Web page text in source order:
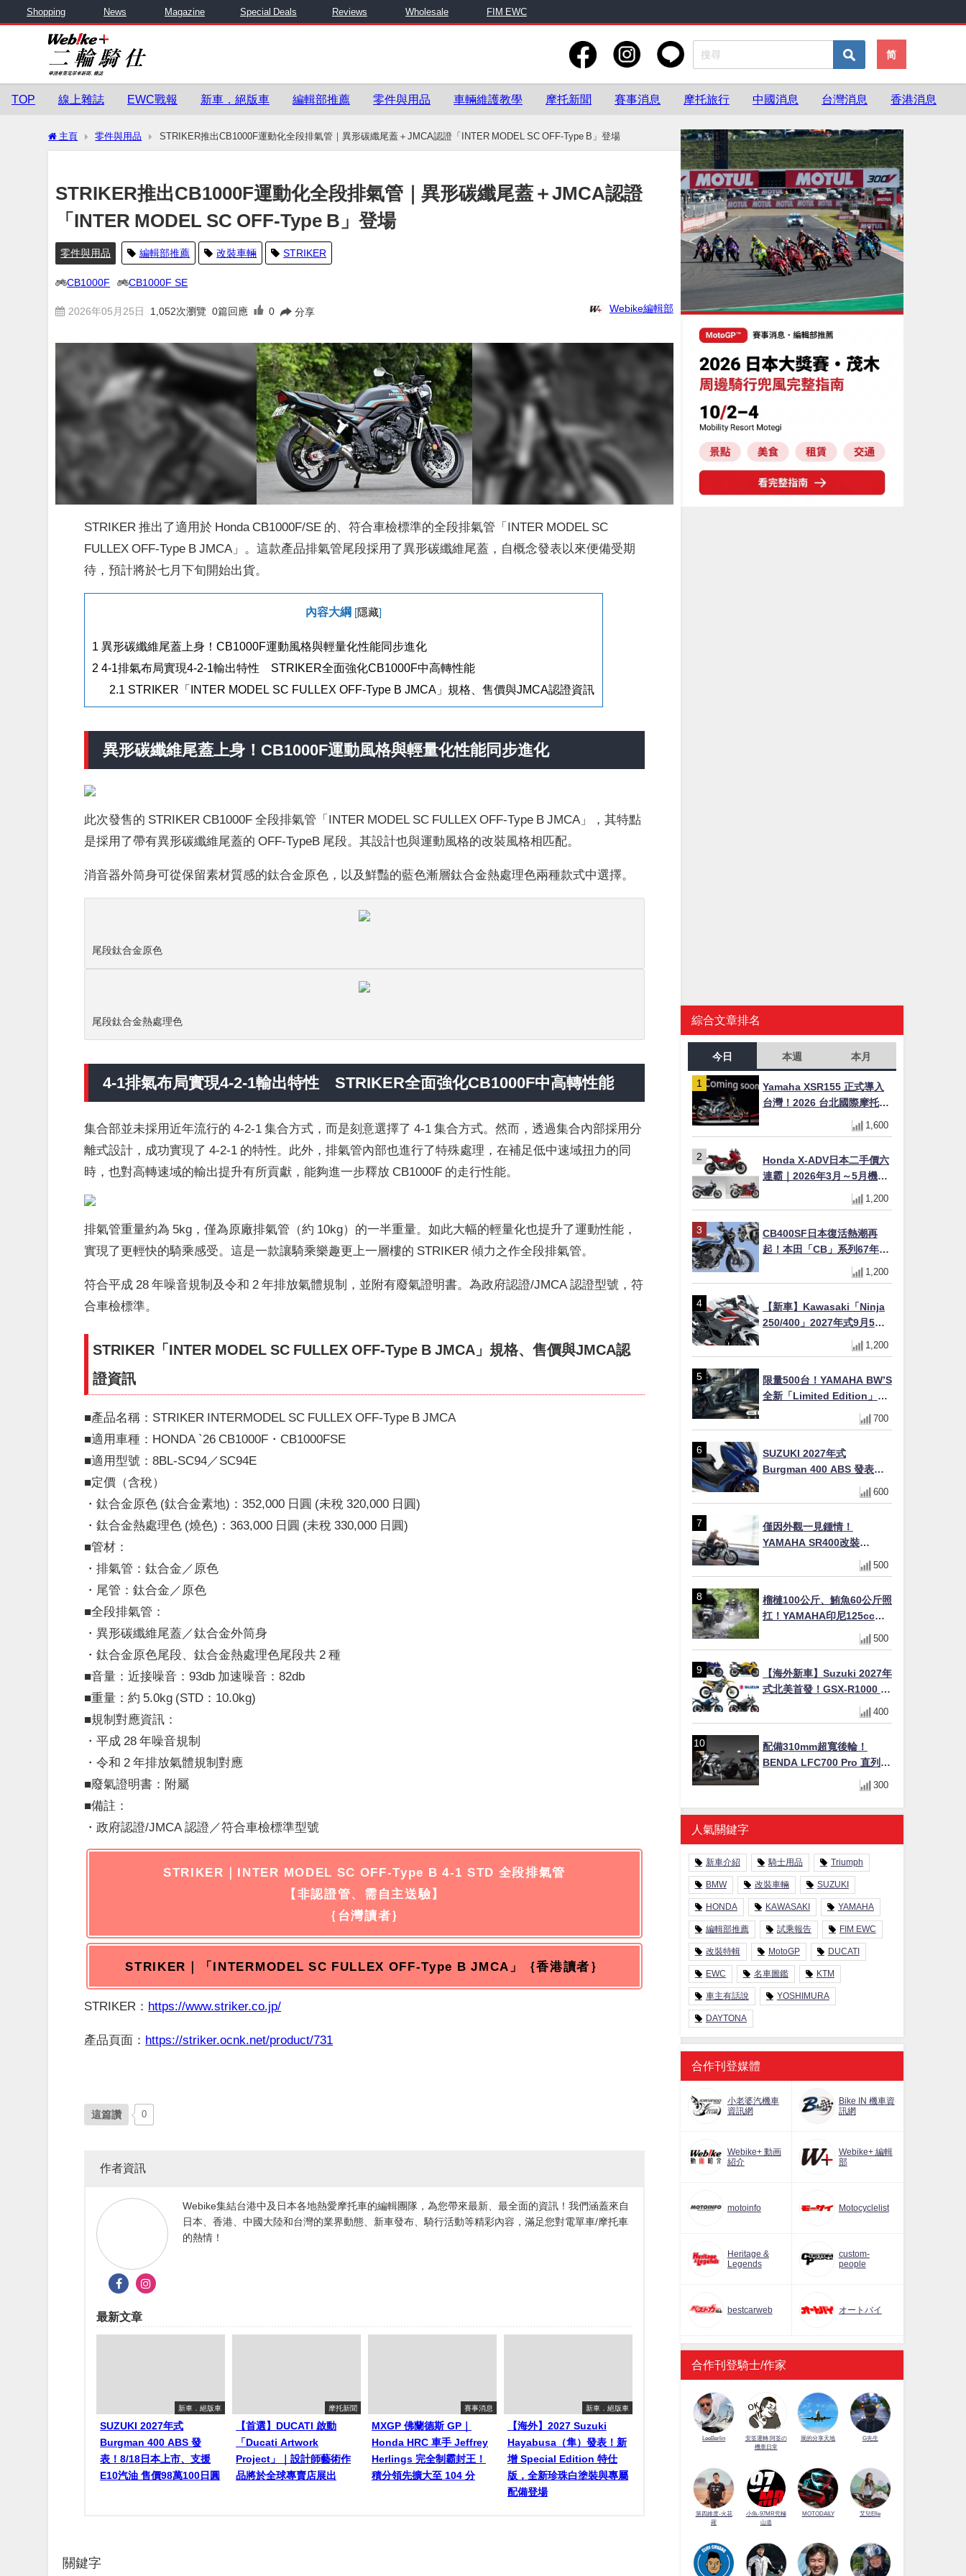
Shopping News Magazine Special Deals Reviews Wholesale FIM EWC
简
TOP 線上雜誌 EWC戰報 新車．絕版車 編輯部推薦 零件與用品 車輛維護教學 摩托新聞 賽事消息 摩托旅行 中國消息 台灣消息 香港消息
主頁 零件與用品 STRIKER推出CB1000F運動化全段排氣管｜異形碳纖尾蓋＋JMCA認證「INTER MODEL SC OFF-Type B」登場
STRIKER推出CB1000F運動化全段排氣管｜異形碳纖尾蓋＋JMCA認證
「INTER MODEL SC OFF-Type B」登場
零件與用品 編輯部推薦 改裝車輛 STRIKER
CB1000F CB1000F SE
2026年05月25日 1,052次瀏覽 0篇回應 0 分享 Webike編輯部
STRIKER 推出了適用於 Honda CB1000F/SE 的、符合車檢標準的全段排氣管「INTER MODEL SC
FULLEX OFF-Type B JMCA」。這款產品排氣管尾段採用了異形碳纖維尾蓋，自概念發表以來便備受期
待，預計將於七月下旬開始出貨。
內容大綱 隱藏
1 異形碳纖維尾蓋上身！CB1000F運動風格與輕量化性能同步進化
2 4-1排氣布局實現4-2-1輸出特性 STRIKER全面強化CB1000F中高轉性能
2.1 STRIKER「INTER MODEL SC FULLEX OFF-Type B JMCA」規格、售價與JMCA認證資訊
異形碳纖維尾蓋上身！CB1000F運動風格與輕量化性能同步進化
此次發售的 STRIKER CB1000F 全段排氣管「INTER MODEL SC FULLEX OFF-Type B JMCA」，其特點
是採用了帶有異形碳纖維尾蓋的 OFF-TypeB 尾段。其設計也與運動風格的改裝風格相匹配。
消音器外筒身可從保留素材質感的鈦合金原色，以及鮮豔的藍色漸層鈦合金熱處理色兩種款式中選擇。
尾段鈦合金原色
尾段鈦合金熱處理色
4-1排氣布局實現4-2-1輸出特性 STRIKER全面強化CB1000F中高轉性能
集合部並未採用近年流行的 4-2-1 集合方式，而是刻意選擇了 4-1 集合方式。然而，透過集合內部採用分
離式設計，成功實現了 4-2-1 的特性。此外，排氣管內部也進行了特殊處理，在補足低中速域扭力的同
時，也對高轉速域的輸出提升有所貢獻，能夠進一步釋放 CB1000F 的走行性能。
排氣管重量約為 5kg，僅為原廠排氣管（約 10kg）的一半重量。如此大幅的輕量化也提升了運動性能，
實現了更輕快的騎乘感受。這是一款讓騎乘樂趣更上一層樓的 STRIKER 傾力之作全段排氣管。
符合平成 28 年噪音規制及令和 2 年排放氣體規制，並附有廢氣證明書。為政府認證/JMCA 認證型號，符
合車檢標準。
STRIKER「INTER MODEL SC FULLEX OFF-Type B JMCA」規格、售價與JMCA認
證資訊
■產品名稱：STRIKER INTERMODEL SC FULLEX OFF-Type B JMCA
■適用車種：HONDA `26 CB1000F・CB1000FSE
■適用型號：8BL-SC94／SC94E
■定價（含稅）
・鈦合金原色 (鈦合金素地)：352,000 日圓 (未稅 320,000 日圓)
・鈦合金熱處理色 (燒色)：363,000 日圓 (未稅 330,000 日圓)
■管材：
・排氣管：鈦合金／原色
・尾管：鈦合金／原色
■全段排氣管：
・異形碳纖維尾蓋／鈦合金外筒身
・鈦合金原色尾段、鈦合金熱處理色尾段共 2 種
■音量：近接噪音：93db 加速噪音：82db
■重量：約 5.0kg (STD：10.0kg)
■規制對應資訊：
・平成 28 年噪音規制
・令和 2 年排放氣體規制對應
■廢氣證明書：附屬
■備註：
・政府認證/JMCA 認證／符合車檢標準型號
STRIKER｜INTER MODEL SC OFF-Type B 4-1 STD 全段排氣管
【非認證管、需自主送驗】
｛台灣讀者｝
STRIKER｜「INTERMODEL SC FULLEX OFF-Type B JMCA」｛香港讀者｝
STRIKER： https://www.striker.co.jp/
產品頁面： https://striker.ocnk.net/product/731
這篇讚 0
作者資訊
Webike集結台港中及日本各地熱愛摩托車的編輯團隊，為您帶來最新、最全面的資訊！我們涵蓋來自
日本、香港、中國大陸和台灣的業界動態、新車發布、騎行活動等精彩內容，滿足您對電單車/摩托車
的熱情！
最新文章
新車．絕版車
SUZUKI 2027年式
Burgman 400 ABS 發
表！8/18日本上市、支援
E10汽油 售價98萬100日圓
摩托新聞
【首選】DUCATI 啟動
「Ducati Artwork
Project」｜設計師藝術作
品將於全球專賣店展出
賽事消息
MXGP 佛蘭德斯 GP｜
Honda HRC 車手 Jeffrey
Herlings 完全制霸封王！
積分領先擴大至 104 分
新車．絕版車
【海外】2027 Suzuki
Hayabusa（隼）發表！新
增 Special Edition 特仕
版，全新珍珠白塗裝與專屬
配備登場
關鍵字
綜合文章排名
今日 本週 本月
Yamaha XSR155 正式導入
台灣！2026 台北國際摩托車
展亮相，70 週年紀念版
YZF-R 系列限量追加販售
1,600
Honda X-ADV日本二手價六
連霸｜2026年3月～5月機車
轉售排行榜 CBR1000RR-R
FIREBLADE SP首度躋身前
1,200
CB400SF日本復活熱潮再
起！本田「CB」系列67年傳
奇解密 與CBR差異一次搞懂
1,200
【新車】Kawasaki「Ninja
250/400」2027年式9月5日
日本發售！新塗裝登場×價格
不變×輔助滑動式離合器
1,200
限量500台！YAMAHA BW’S
全新「Limited Edition」都
市探索限定色 GOOPiMADE
聯名包同步登場
700
SUZUKI 2027年式
Burgman 400 ABS 發表！
8/18日本上市、支援E10汽油
售價98萬100日圓
600
僅因外觀一見鍾情！
YAMAHA SR400改裝
Tracker風格｜ 女車主的機車
人生蛻變記
500
榴槤100公斤、鮪魚60公斤照
扛！YAMAHA印尼125cc速
克達Gear Ultima 2740公里
耐操實測
500
【海外新車】Suzuki 2027年
式北美首發！GSX-R1000 40
週年紀念×SV-7GX新款跨界
車×RM-Z450 Ken Roczen
400
配備310mm超寬後輪！
BENDA LFC700 Pro 直列四
缸巡航車挑戰歐洲市場
300
人氣關鍵字
新車介紹 騎士用品 Triumph
BMW 改裝車輛 SUZUKI
HONDA KAWASAKI YAMAHA
編輯部推薦 試乘報告 FIM EWC
改裝特輯 MotoGP DUCATI
EWC 名車圖鑑 KTM
車主有話說 YOSHIMURA
DAYTONA
合作刊登媒體
小老婆汽機車
資訊網
Bike IN 機車資
訊網
Webike+ 動画
紹介
Webike+ 編輯
部
motoinfo Motocyclelist
Heritage &
Legends
custom-
people
bestcarweb オートバイ
合作刊登騎士/作家
LeeBerlin
安筌運轉 阿筌の
機車日常
展的分享天地 G先生
第四維度-火花
羅
小魚-97MR究極
山道
MOTODAILY 艾兒Elle